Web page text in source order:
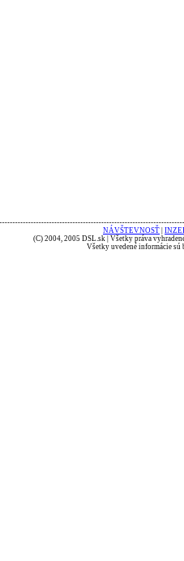
NÁVŠTEVNOSŤ
(C) 2004, 2005 DSL.sk | Všetky práva
Všetky uvedené informácie sú